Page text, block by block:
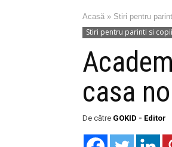
Acasă » Stiri pentru
Stiri pentru parinti si copii
casa
De către GOKID - Editor